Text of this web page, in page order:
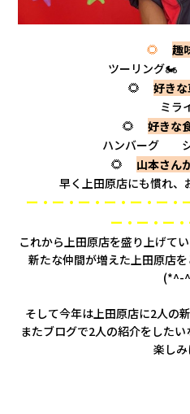
🌻 趣
ツーリング
🌻 好き
ミラ
🌻 好きな
ハンバーグ シ
🌻 山本さん
早く上田原店にも慣れ、
ー・ー・ー・ー・ー・ー・
ー・ー・ー
これから上田原店を盛り上げて
新たな仲間が増えた上田原店
(*^-
そして今年は上田原店に2人の
またブログで2人の紹介をした
楽しみ